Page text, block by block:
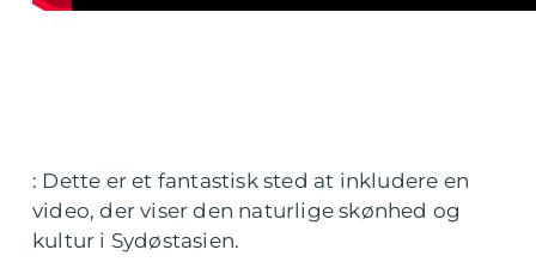
: Dette er et fantastisk sted at inkludere en
video, der viser den naturlige skønhed og
kultur i Sydøstasien.